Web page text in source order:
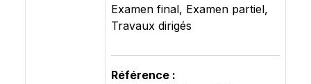
Examen final, Examen partiel,
Travaux dirigés
Référence :